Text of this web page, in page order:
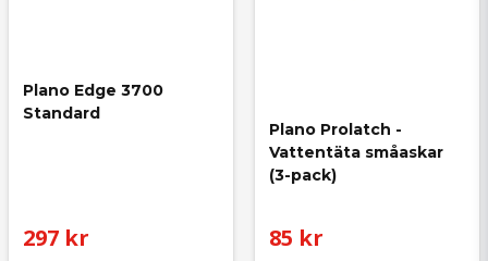
Plano Edge 3700
Standard
297 kr
Plano Prolatch -
Vattentäta småaskar
(3-pack)
85 kr